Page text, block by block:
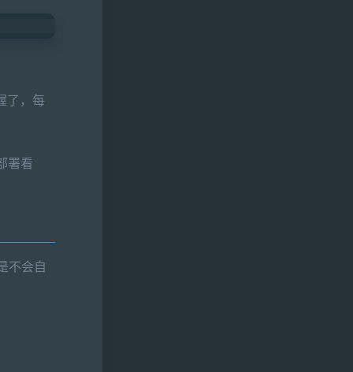
了，每
署看
不会自